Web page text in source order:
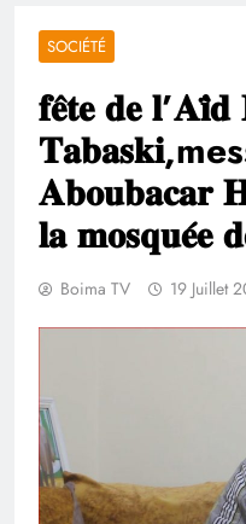
SOCIÉTÉ
𝐟𝐞̂𝐭𝐞 𝐝𝐞
𝐥𝐚 𝐦𝐨𝐬𝐪𝐮𝐞́𝐞
Boima TV 19 Juillet